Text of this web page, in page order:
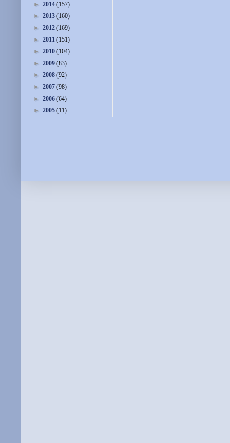
► 2014 (157)
► 2013 (160)
► 2012 (169)
► 2011 (151)
► 2010 (104)
► 2009 (83)
► 2008 (92)
► 2007 (98)
► 2006 (64)
► 2005 (11)